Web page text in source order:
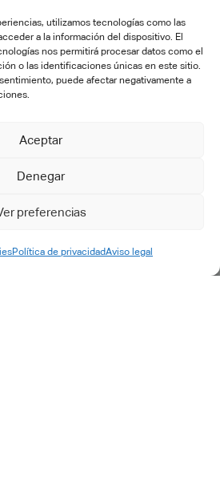
utilizamos tecnologías como las
a la información del dispositivo. El
nos permitirá procesar datos como el
o las identificaciones únicas en este sitio.
puede afectar negativamente a
Aceptar
Denegar
preferencias
Política de privacidadAviso legal
- ES